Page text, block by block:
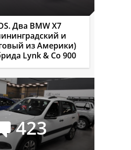
Два BMW X7
и
из Америки)
Lynk & Co 900
423